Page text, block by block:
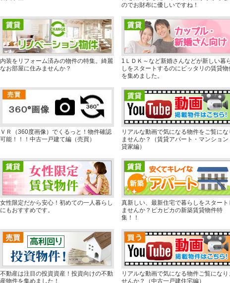
のでお財布に優しいですね！
内装をリフォーム済みの物件の特集。綺麗
なお部屋に住みませんか？
1ＬＤＫ～など新婚さんなどが新しい暮
しをスタートするのにピッタリの賃貸物
を集めました。
ＶＲ（360度画像）でくるっと！物件確認
可能！！！中古一戸建て編（売買）
リアルな動画で気になる物件をご覧にな
ませんか？（賃貸アパート・マンション
貸家編）
女性限定だから安心！初めての一人暮らし
にもおすすめです。
真新しい、最新住宅で暮らしをスタート
ませんか？ピカピカの新築賃貸物件特
集！！
不動産は注目の投資資産！投資向けの不動
産物件を集めました！
リアルな動画で気になる物件ご覧になり
せんか？（中古一戸建住宅編）